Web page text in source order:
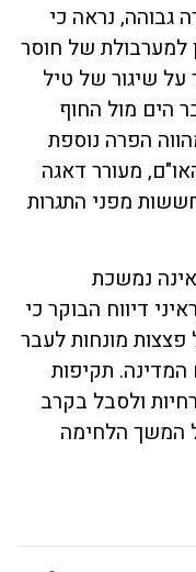
גבוהה, נראה כי
למערבולת של חוסר
על שיגור של טיל
הים מול החוף
הפרה נוספת
מעורר דאגה
מפני התגרות
נמשכת
דיווח הבוקר כי
פצצות מונחות לעבר
תקיפות
ולסבל בקרב
המשך הלחימה